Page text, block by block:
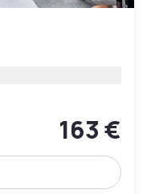
163 €